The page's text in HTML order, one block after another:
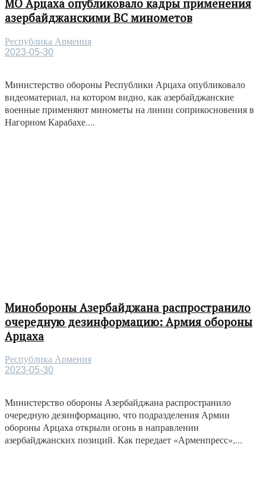
МО Арцаха опубликовало кадры применения
азербайджанскими ВС минометов
Республика Армения
2023-05-30
Министерство обороны Республики Арцаха опубликовало
видеоматериал, на котором видно, как азербайджанские
военные применяют минометы на линии соприкосновения в
Нагорном Карабахе....
Минобороны Азербайджана распространило
очередную дезинформацию: Армия обороны
Арцаха
Республика Армения
2023-05-30
Министерство обороны Азербайджана распространило
очередную дезинформацию, что подразделения Армии
обороны Арцаха открыли огонь в направлении
азербайджанских позиций. Как передает «Арменпресс»,...